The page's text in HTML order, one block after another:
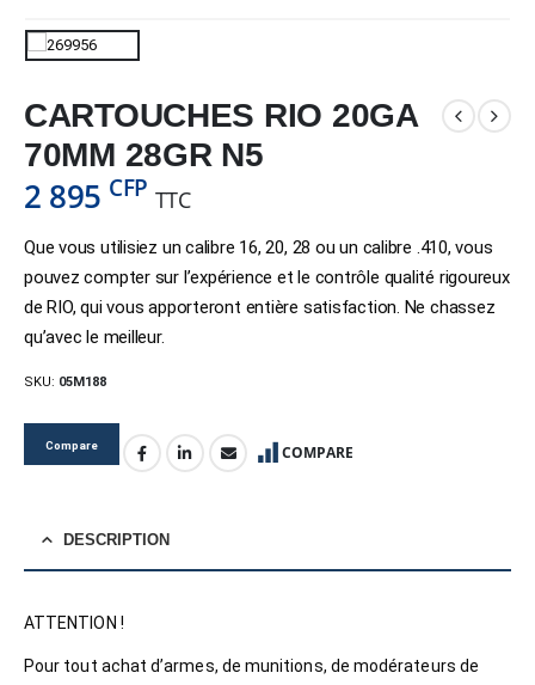
CARTOUCHES RIO 20GA
70MM 28GR N5
2 895 CFP TTC
Que vous utilisiez un calibre 16, 20, 28 ou un calibre .410, vous
pouvez compter sur l’expérience et le contrôle qualité rigoureux
de RIO, qui vous apporteront entière satisfaction. Ne chassez
qu’avec le meilleur.
SKU: 05M188
Compare COMPARE
DESCRIPTION
ATTENTION !
Pour tout achat d’armes, de munitions, de modérateurs de